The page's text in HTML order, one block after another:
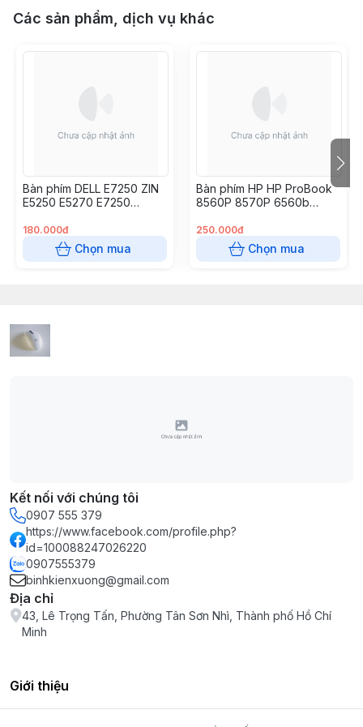
Các sản phẩm, dịch vụ khác
Bàn phím DELL E7250 ZIN
E5250 E5270 E7250
180.000đ
Chọn mua
Bàn phím HP HP ProBook
8560P 8570P 6560b
250.000đ
Chọn mua
Kết nối với chúng tôi
0907 555 379
https://www.facebook.com/profile.php?
id=100088247026220
0907555379
binhkienxuong@gmail.com
Địa chỉ
43, Lê Trọng Tấn, Phường Tân Sơn Nhì, Thành phố Hồ Chí
Minh
Giới thiệu